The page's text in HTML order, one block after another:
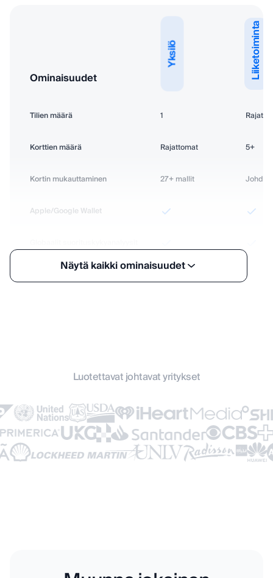
Ominaisuudet
Yksilö Liiketoiminta
Tilien määrä 1
Korttien määrä Rajattomat 5+
Kortin mukauttaminen 27+mallit
Apple/Google Wallet
AI-pohjainen skanneri
Kampanjoiden luominen
Ei DBC-brändäystä
24/7 tuki
Näytä kaikki ominaisuudet
Luotettavat johtavat yritykset